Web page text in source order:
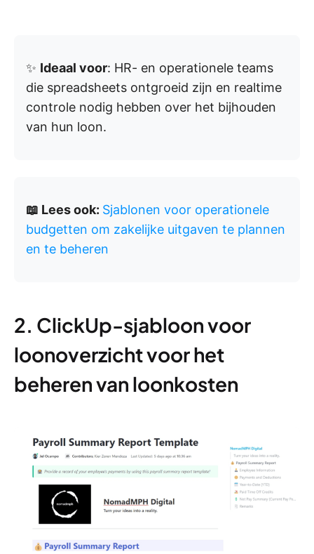
✨ Ideaal voor: HR- en operationele teams
die spreadsheets ontgroeid zijn en realtime
controle nodig hebben over het bijhouden
van hun loon.
📖 Lees ook: Sjablonen voor operationele
budgetten om zakelijke uitgaven te plannen
en te beheren
2. ClickUp-sjabloon voor
loonoverzicht voor het
beheren van loonkosten